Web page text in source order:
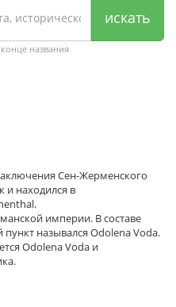
искать
названия
Сен-Жерменского
и находился в
империи. В составе
назывался Odolena Voda.
Odolena Voda и